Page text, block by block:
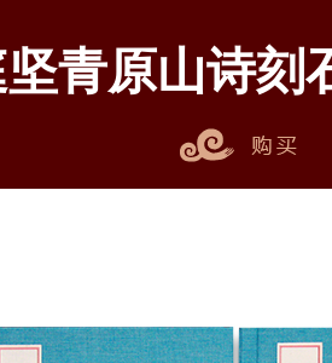
青原山诗刻